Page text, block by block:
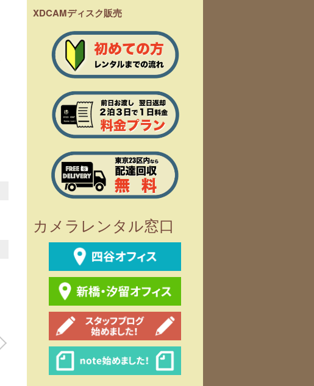
Aputure LS 600C
PRO II マルチカラ
LPL LEDライトプ
ロ VLP-13000X
XDCAMディスク販売
カメラレンタル窓口